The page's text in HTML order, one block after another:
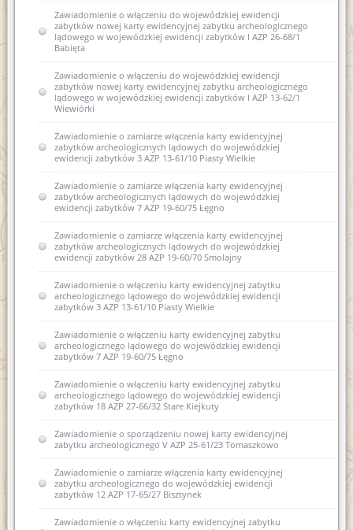
Zawiadomienie o włączeniu do wojewódzkiej ewidencji
zabytków nowej karty ewidencyjnej zabytku archeologicznego
lądowego w wojewódzkiej ewidencji zabytków I AZP 26-68/1
Babięta
Zawiadomienie o włączeniu do wojewódzkiej ewidencji
zabytków nowej karty ewidencyjnej zabytku archeologicznego
lądowego w wojewódzkiej ewidencji zabytków I AZP 13-62/1
Wiewiórki
Zawiadomienie o zamiarze włączenia karty ewidencyjnej
zabytków archeologicznych lądowych do wojewódzkiej
ewidencji zabytków 3 AZP 13-61/10 Piasty Wielkie
Zawiadomienie o zamiarze włączenia karty ewidencyjnej
zabytków archeologicznych lądowych do wojewódzkiej
ewidencji zabytków 7 AZP 19-60/75 Łęgno
Zawiadomienie o zamiarze włączenia karty ewidencyjnej
zabytków archeologicznych lądowych do wojewódzkiej
ewidencji zabytków 28 AZP 19-60/70 Smolajny
Zawiadomienie o włączeniu karty ewidencyjnej zabytku
archeologicznego lądowego do wojewódzkiej ewidencji
zabytków 3 AZP 13-61/10 Piasty Wielkie
Zawiadomienie o włączeniu karty ewidencyjnej zabytku
archeologicznego lądowego do wojewódzkiej ewidencji
zabytków 7 AZP 19-60/75 Łęgno
Zawiadomienie o włączeniu karty ewidencyjnej zabytku
archeologicznego lądowego do wojewódzkiej ewidencji
zabytków 18 AZP 27-66/32 Stare Kiejkuty
Zawiadomienie o sporządzeniu nowej karty ewidencyjnej
zabytku archeologicznego V AZP 25-61/23 Tomaszkowo
Zawiadomienie o zamiarze włączenia karty ewidencyjnej
zabytku archeologicznego do wojewódzkiej ewidencji
zabytków 12 AZP 17-65/27 Bisztynek
Zawiadomienie o włączeniu karty ewidencyjnej zabytku